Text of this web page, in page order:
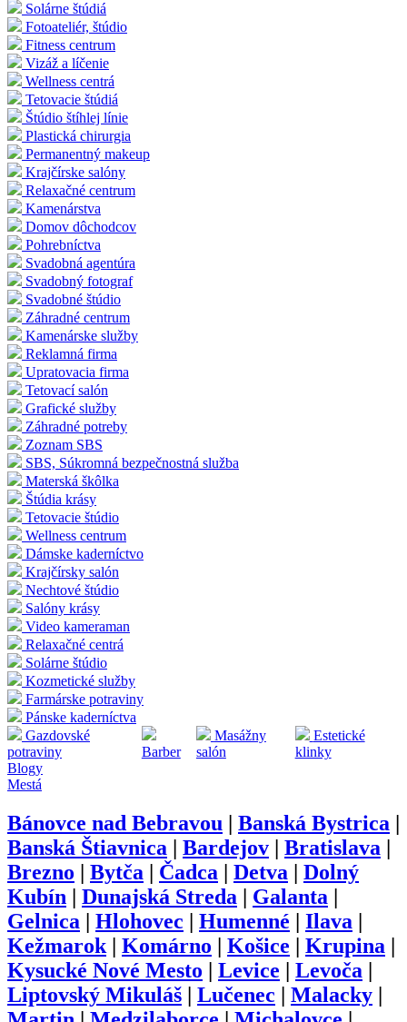
Solárne štúdiá
Fotoateliér, štúdio
Fitness centrum
Vizáž a líčenie
Wellness centrá
Tetovacie štúdiá
Štúdio štíhlej línie
Plastická chirurgia
Permanentný makeup
Krajčírske salóny
Relaxačné centrum
Kamenárstva
Domov dôchodcov
Pohrebníctva
Svadobná agentúra
Svadobný fotograf
Svadobné štúdio
Záhradné centrum
Kamenárske služby
Reklamná firma
Upratovacia firma
Tetovací salón
Grafické služby
Záhradné potreby
Zoznam SBS
SBS, Súkromná bezpečnostná služba
Materská škôlka
Štúdia krásy
Tetovacie štúdio
Wellness centrum
Dámske kaderníctvo
Krajčírsky salón
Nechtové štúdio
Salóny krásy
Video kameraman
Relaxačné centrá
Solárne štúdio
Kozmetické služby
Farmárske potraviny
Pánske kaderníctva
Gazdovské
potraviny
Barber
Masážny
salón
Estetické
klinky
Blogy
Mestá
Bánovce nad Bebravou Banská Bystrica
Banská Štiavnica
Bardejov Bratislava
Brezno
Bytča Čadca Detva
Dolný
Kubín
Dunajská Streda Galanta
Gelnica
Hlohovec Humenné Ilava
Kežmarok| Komárno Košice Krupina
Kysucké Nové Mesto
Levice Levoča
Liptovský Mikuláš
Lučenec Malacky